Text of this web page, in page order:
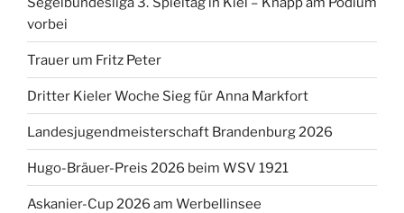
vorbei
Trauer um Fritz Peter
Dritter Kieler Woche Sieg für Anna Markfort
Landesjugendmeisterschaft Brandenburg 2026
Hugo-Bräuer-Preis 2026 beim WSV 1921
Askanier-Cup 2026 am Werbellinsee